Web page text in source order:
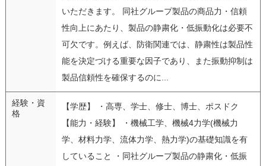
いただきます。 同社グループ製品の商品力・信頼
性向上にあたり、製品の静粛化・低振動化は必要不
可欠です。例えば、防衛関連では、静粛性は製品性
能を決定づける重要な因子であり、また振動抑制は
製品信頼性を確保するのに...
経験・資
格
【学歴】 ・高専、学士、修士、博士、ポスドク
【能力・経験】 ・機械工学、機械4力学(機械力
学、材料力学、流体力学、熱力学)の基礎知識を有
していること ・同社グループ製品の静粛化・低振